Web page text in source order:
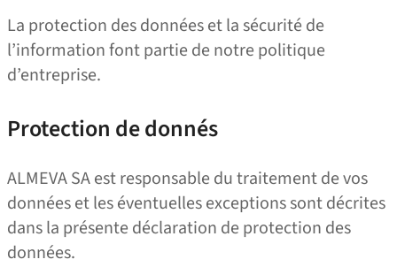
La protection des données et la sécurité de
l’information font partie de notre politique
d’entreprise.
Protection de donnés
ALMEVA SA est responsable du traitement de vos
données et les éventuelles exceptions sont décrites
dans la présente déclaration de protection des
données.